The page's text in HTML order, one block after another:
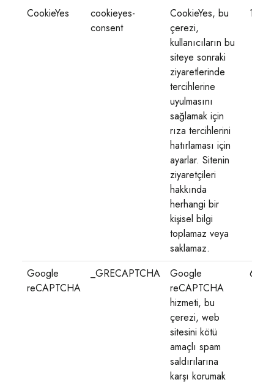
Çerez
Çerez İsmi
Çerez Kullanım
Amacı
CookieYes
cookieyes-
consent
CookieYes, bu
çerezi,
kullanıcıların bu
siteye sonraki
ziyaretlerinde
tercihlerine
uyulmasını
sağlamak için
rıza tercihlerini
hatırlaması için
ayarlar. Sitenin
ziyaretçileri
hakkında
herhangi bir
kişisel bilgi
toplamaz veya
saklamaz.
1 yıl
Google
reCAPTCHA
_GRECAPTCHA
Google
reCAPTCHA
hizmeti, bu
çerezi, web
sitesini kötü
amaçlı spam
saldırılarına
karşı korumak
6 ay